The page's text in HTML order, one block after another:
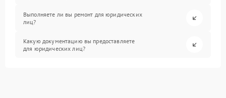
Выполняете ли вы ремонт для юридических
лиц?
Какую документацию вы предоставляете
для юридических лиц?